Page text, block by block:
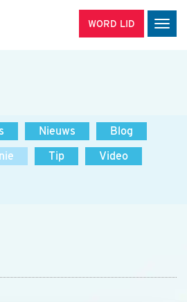
WORD LID
Nieuws
Blog
Tip
Video